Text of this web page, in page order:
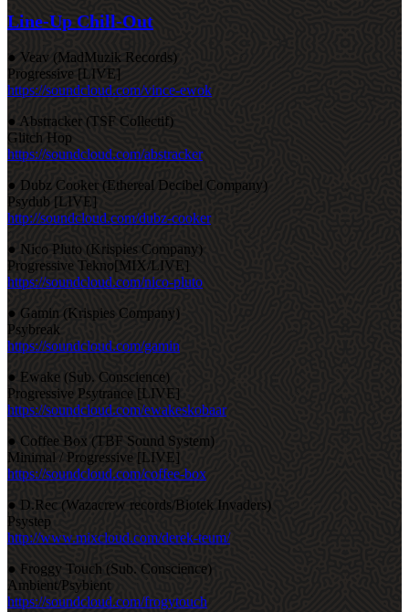
Line-Up Chill-Out
● Veav (MadMuzik Records)
Progressive [LIVE]
https://soundcloud.com/vince-ewok
● Abstracker (TSF Collectif)
Glitch Hop
https://soundcloud.com/abstracker
● Dubz Cooker (Ethereal Decibel Company)
Psydub [LIVE]
http://soundcloud.com/dubz-cooker
● Nico Pluto (Krispies Company)
Progressive Tekno[MIX/LIVE]
https://soundcloud.com/nico-pluto
● Gamin (Krispies Company)
Psybreak
https://soundcloud.com/gamin
● Ewake (Sub. Conscience)
Progressive Psytrance [LIVE]
https://soundcloud.com/ewakeskobaar
● Coffee Box (TBF Sound System)
Minimal / Progressive [LIVE]
https://soundcloud.com/coffee-box
● D.Rec (Wazacrew records/Biotek Invaders)
Psystep
http://www.mixcloud.com/derek-teum/
● Froggy Touch (Sub. Conscience)
Ambient/Psybient
https://soundcloud.com/frogytouch